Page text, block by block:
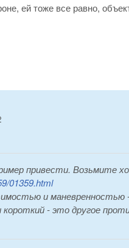
ей тоже все равно,
привести. Возьмите
01359.html
и маневренностью
- это другое